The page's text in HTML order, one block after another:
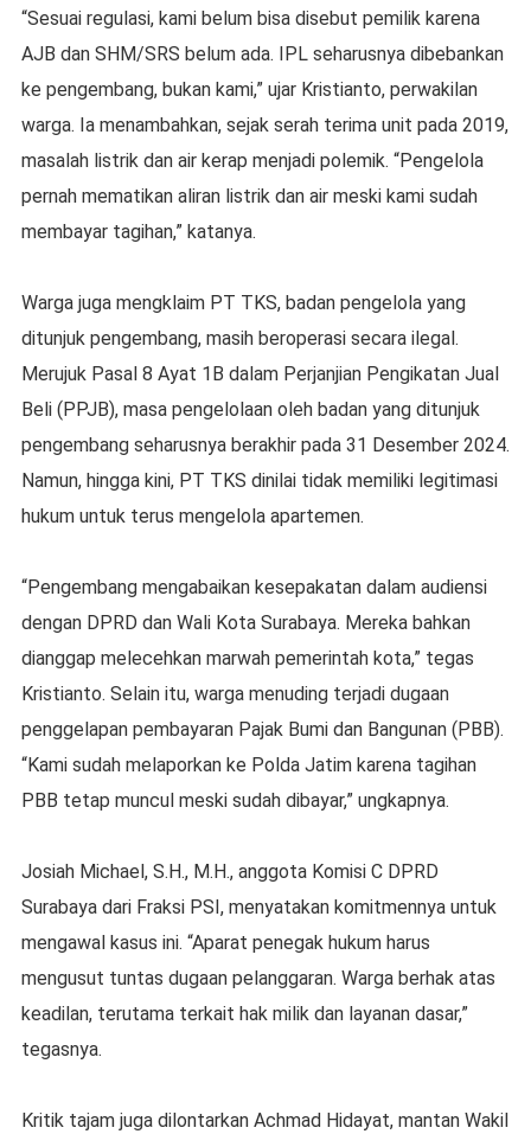
“Sesuai regulasi, kami belum bisa disebut pemilik karena
AJB dan SHM/SRS belum ada. IPL seharusnya dibebankan
ke pengembang, bukan kami,” ujar Kristianto, perwakilan
warga. Ia menambahkan, sejak serah terima unit pada 2019,
masalah listrik dan air kerap menjadi polemik. “Pengelola
pernah mematikan aliran listrik dan air meski kami sudah
membayar tagihan,” katanya.
Warga juga mengklaim PT TKS, badan pengelola yang
ditunjuk pengembang, masih beroperasi secara ilegal.
Merujuk Pasal 8 Ayat 1B dalam Perjanjian Pengikatan Jual
Beli (PPJB), masa pengelolaan oleh badan yang ditunjuk
pengembang seharusnya berakhir pada 31 Desember 2024.
Namun, hingga kini, PT TKS dinilai tidak memiliki legitimasi
hukum untuk terus mengelola apartemen.
“Pengembang mengabaikan kesepakatan dalam audiensi
dengan DPRD dan Wali Kota Surabaya. Mereka bahkan
dianggap melecehkan marwah pemerintah kota,” tegas
Kristianto. Selain itu, warga menuding terjadi dugaan
penggelapan pembayaran Pajak Bumi dan Bangunan (PBB).
“Kami sudah melaporkan ke Polda Jatim karena tagihan
PBB tetap muncul meski sudah dibayar,” ungkapnya.
Josiah Michael, S.H., M.H., anggota Komisi C DPRD
Surabaya dari Fraksi PSI, menyatakan komitmennya untuk
mengawal kasus ini. “Aparat penegak hukum harus
mengusut tuntas dugaan pelanggaran. Warga berhak atas
keadilan, terutama terkait hak milik dan layanan dasar,”
tegasnya.
Kritik tajam juga dilontarkan Achmad Hidayat, mantan Wakil